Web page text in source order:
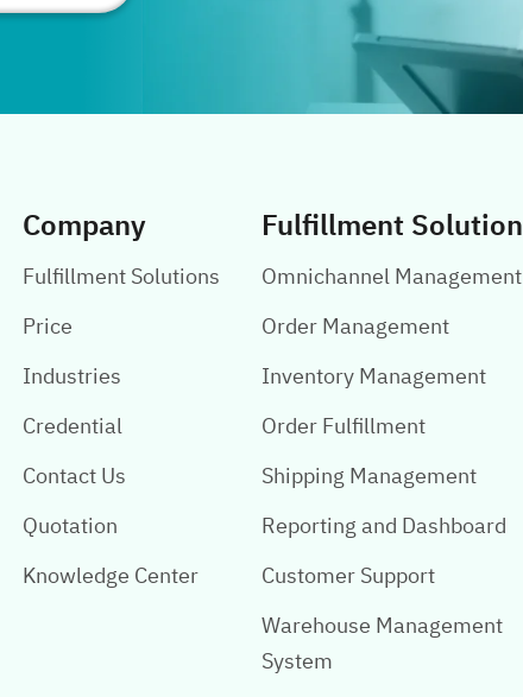
Company
Fulfillment Solutions
Price
Industries
Credential
Contact Us
Quotation
Knowledge Center
Fulfillment Solution
Omnichannel Management
Order Management
Inventory Management
Order Fulfillment
Shipping Management
Reporting and Dashboard
Customer Support
Warehouse Management
System